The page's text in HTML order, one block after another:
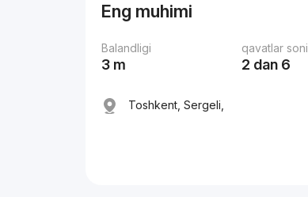
Eng muhimi
Balandligi
3 m
qavatlar soni
2 dan 6
Toshkent, Sergeli,